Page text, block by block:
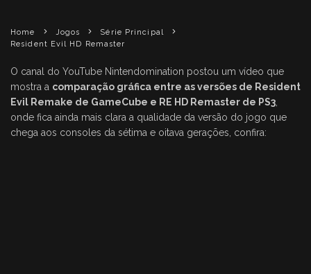
Home Jogos
Série Principal
Resident Evil HD Remaster
O canal do YouTube Nintendomination postou um vídeo que
mostra a comparação gráfica entre as versões de Resident
Evil Remake de GameCube e RE HD Remaster de PS3,
onde fica ainda mais clara a qualidade da versão do jogo que
chega aos consoles da sétima e oitava gerações, confira: